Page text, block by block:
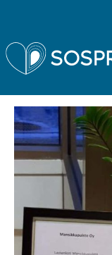
Sospro